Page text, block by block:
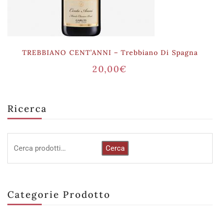
Ricerca
Cerca
Categorie Prodotto
TREBBIANO CENT’ANNI – Trebbiano Di Spagna
20,00€